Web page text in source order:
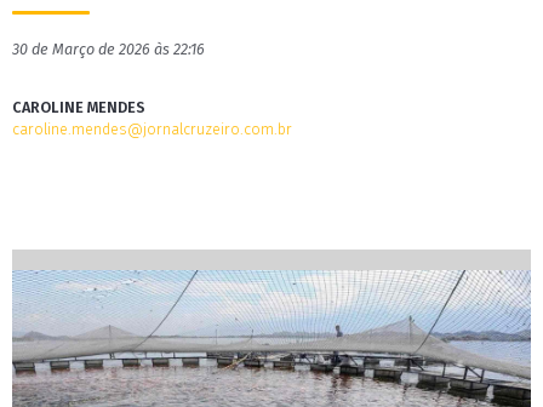
30 de Março de 2026 às 22:16
CAROLINE MENDES
caroline.mendes@jornalcruzeiro.com.br